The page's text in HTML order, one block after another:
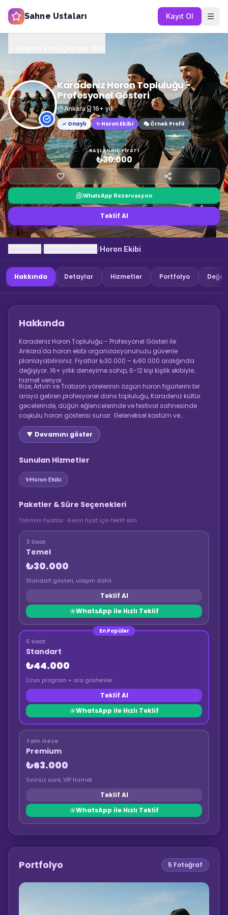
Sahne Ustaları Kayıt Ol
Karadeniz Horon Topluluğu -
Profesyonel Gösteri
Ankara 16+ yıl
✓ Onaylı
✨ Horon Ekibi 🎭 Örnek Profil
BAŞLANGIÇ FIYATI
₺30.000
WhatsApp Rezervasyon
Teklif Al
/ /Horon Ekibi
Hakkında Detaylar Hizmetler Portfolyo
Hakkında
Karadeniz Horon Topluluğu - Profesyonel Gösteri ile
Ankara'da horon ekibi organizasyonunuzu güvenle
planlayabilirsiniz. Fiyatlar ₺30.000 – ₺60.000 aralığında
değişiyor. 16+ yıllık deneyime sahip, 6-12 kişi kişilik ekibiyle
hizmet veriyor.
Rize, Artvin ve Trabzon yörelerinin özgün horon figürlerini bir
araya getiren profesyonel dans topluluğu, Karadeniz kültür
gecelerinde, düğün eğlencelerinde ve festival sahnesinde
coşkulu horon gösterisi sunar. Geleneksel kostüm ve
kemençe eşliği dahildir.
▼ Devamını göster
Sunulan Hizmetler
✨Horon Ekibi
Paketler & Süre Seçenekleri
Tahmini fiyatlar · Kesin fiyat için teklif alın
3 Saat
Temel
₺30.000
Standart gösteri, ulaşım dahil
Teklif Al
WhatsApp ile Hızlı Teklif
En Popüler
5 Saat
Standart
₺44.000
Uzun program + ara gösteriler
Teklif Al
WhatsApp ile Hızlı Teklif
Tam Gece
Premium
₺63.000
Sınırsız süre, VIP hizmet
Teklif Al
WhatsApp ile Hızlı Teklif
Portfolyo 5 Fotoğraf